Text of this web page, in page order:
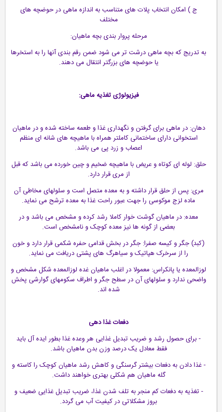
ج ) امکان انتخاب پلات های متناسب به اندازه ماهی در حوضچه های
مختلف
مرحله پروار بندی بچه ماهیان:
به تدریج که بچه ماهی درشت تر می شود ضمن رقم بندی آنها را به استخرها
یا حوضچه های بزرگتر انتقال می دهند.
فیزیولوژی تغذیه ماهی:
دهان: در ماهی برای گرفتن و نگهداری غذا و طعمه ساخته شده و در ماهیان
استخوانی دارای ساختمانی کاملتر همراه با ماهیچه های شانه ای منظم
اعصاب و زرد پی می باشد.
حلق: لوله ای کوتاه و عریض با ماهیچه ضخیم و چین خورده می باشد که قبل
از مری قرار دارد.
مری: پس از حلق قرار داشته و به معده متصل است و سلولهای مخاطی آن
ماده لزج موکوسی را جهت عبور راحت غذا به معده ترشح می نماید.
معده: در ماهیان گوشت خوار کاملا رشد کرده و مشخص می باشد و در
بعضی از گونه ها نیز معده کوچک و نامشخص است.
(کبد) جگر و کیسه صفرا: جگر در بخش قدامی حفره شکمی قرار دارد و خون
را از سرخرک هپاتیک و سیاهرگ های پشتی دریافت می نماید.
لوزالمعده یا پانکراس: معمولا در اغلب ماهیان غده لوزالمعده شکل مشخص و
واضحی ندارد و سلولهای آن در سطح جگر و اطراف سکومهای گوارشی پخش
شده اند.
دفعات غذا دهی
- برای حصول رشد و ضریب تبدیل غذایی هر وعده غذا بطور ایده آل باید
فقط معادل یک درصد وزن بدن ماهیان باشد.
- غذا دادن به دفعات بیشتر گرسنگی و کاهش رشد ماهیان کوچک را کاسته و
گله ماهیان هم شکلی بهتری خواهند داشت.
- تغذیه به دفعات کم منجر به تلف شدن غذا، ضریب تبدیل غذایی ضعیف و
بروز مشکلاتی در کیفیت آب می گردد.